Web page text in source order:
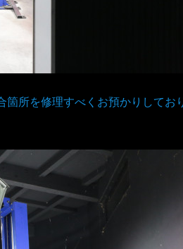
所を修理すべくお預かりしてお